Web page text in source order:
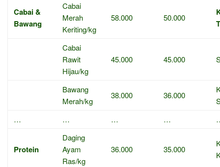
Cabai &
Bawang
Cabai
Merah
Keriting/kg
58.000 50.000
Cabai
Rawit
Hijau/kg
45.000 45.000
Bawang
Merah/kg
38.000 36.000
…
… … …
Protein
Daging
Ayam
Ras/kg
36.000 35.000